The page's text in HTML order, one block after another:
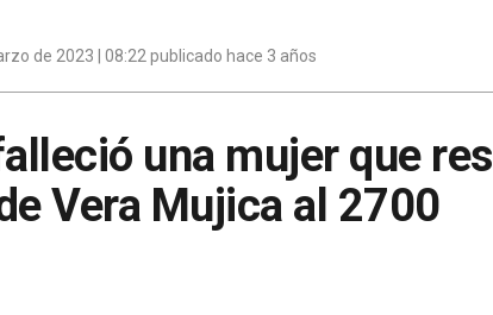
de 2023 | 08:22 publicado hace 3 años
una mujer que
Vera Mujica al 2700